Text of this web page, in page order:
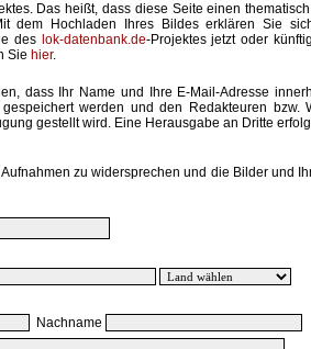
Das heißt, dass diese Seite einen
dem Hochladen Ihres Bildes erklären Sie
des lok-datenbank.de-Projektes jetzt oder
Sie hier.
dass Ihr Name und Ihre E-Mail-Adresse
werden und den Redakteuren bzw.
gestellt wird. Eine Herausgabe an Dritte
zu widersprechen und die Bilder und
Nachname